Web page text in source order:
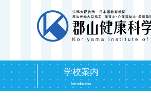
学校案内
Introduction